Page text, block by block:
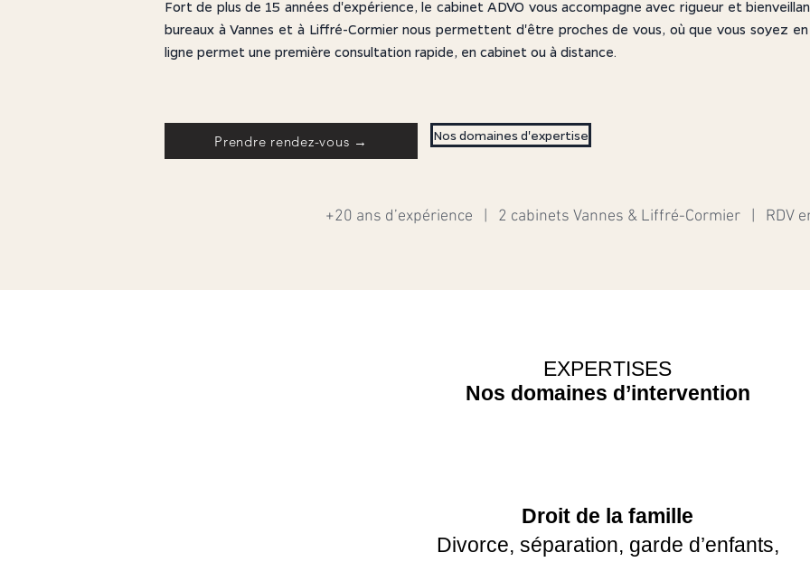
Fort de plus de 15 années d'expérience, le cabinet ADVO vous accompagne avec rigueur et
bureaux à Vannes et à Liffré-Cormier nous permettent d'être proches de vous, où que vous soyez
ligne permet une première consultation rapide, en cabinet ou à distance.
Prendre rendez-vous → Nos domaines d'expertise
+20 ans d’expérience | 2 cabinets Vannes & Liffré-Cormier | RDV
EXPERTISES
Nos domaines d’intervention
Droit de la famille
Divorce, séparation, garde d’enfants,